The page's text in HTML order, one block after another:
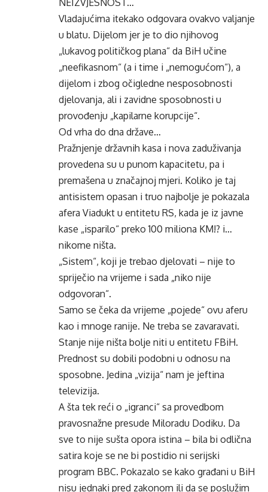
NEIZVJESNOST…
Vladajućima itekako odgovara ovakvo valjanje
u blatu. Dijelom jer je to dio njihovog
„lukavog političkog plana“ da BiH učine
„neefikasnom“ (a i time i „nemogućom“), a
dijelom i zbog očigledne nesposobnosti
djelovanja, ali i zavidne sposobnosti u
provođenju „kapilarne korupcije“.
Od vrha do dna države…
Pražnjenje državnih kasa i nova zaduživanja
provedena su u punom kapacitetu, pa i
premašena u značajnoj mjeri. Koliko je taj
antisistem opasan i truo najbolje je pokazala
afera Viadukt u entitetu RS, kada je iz javne
kase „isparilo“ preko 100 miliona KM!? i…
nikome ništa.
„Sistem“, koji je trebao djelovati – nije to
spriječio na vrijeme i sada „niko nije
odgovoran“.
Samo se čeka da vrijeme „pojede“ ovu aferu
kao i mnoge ranije. Ne treba se zavaravati.
Stanje nije ništa bolje niti u entitetu FBiH.
Prednost su dobili podobni u odnosu na
sposobne. Jedina „vizija“ nam je jeftina
televizija.
A šta tek reći o „igranci“ sa provedbom
pravosnažne presude Miloradu Dodiku. Da
sve to nije sušta opora istina – bila bi odlična
satira koje se ne bi postidio ni serijski
program BBC. Pokazalo se kako građani u BiH
nisu jednaki pred zakonom ili da se poslužim